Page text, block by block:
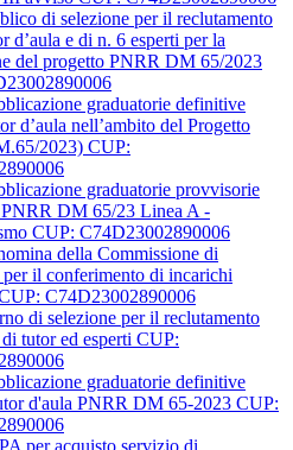
di selezione per il reclutamento
d’aula e di n. 6 esperti per la
del progetto PNRR DM 65/2023
graduatorie definitive
d’aula nell’ambito del Progetto
2023) CUP:
graduatorie provvisorie
DM 65/23 Linea A -
CUP: C74D23002890006
della Commissione di
il conferimento di incarichi
C74D23002890006
di selezione per il reclutamento
tutor ed esperti CUP:
graduatorie definitive
d'aula PNRR DM 65-2023 CUP: